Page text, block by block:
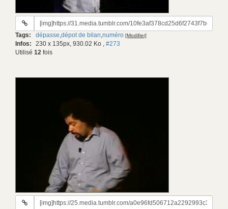
URL
gif:
Tags: dépasse,dépot de bilan,numéro [Modifier]
Infos: 230 x 135px, 930.02 Ko , #273
Utilisé 12 fois
URL